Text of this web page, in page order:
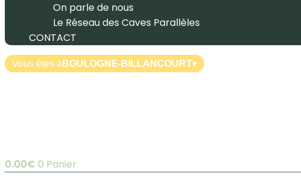
On parle de nous
Le Réseau des Caves Parallèles
CONTACT
Vous êtes à BOULOGNE-BILLANCOURT▾
0.00€ 0 Panier